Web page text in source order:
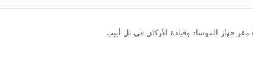
جهاز الموساد وقيادة الأركان في تل أبيب